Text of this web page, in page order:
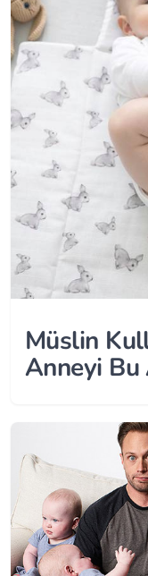
Müslin
Anneyi Bu